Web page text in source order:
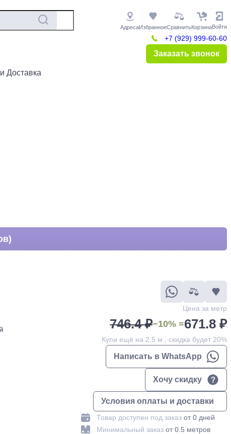
АдресаИзбранноеСравнитьКорзинаВойти
+7 (929) 999-60-60
Заказать звонок
Доставка
Цена за метр
746.4 ₽−10% =671.8 ₽
Купи ещё на 2.5 м., скидка будет 20%
Написать в WhatsApp
Хочу скидку
Условия оплаты и доставки
Товар доступен под заказ от 0 дней
Минимальный заказ от 0.5 метров